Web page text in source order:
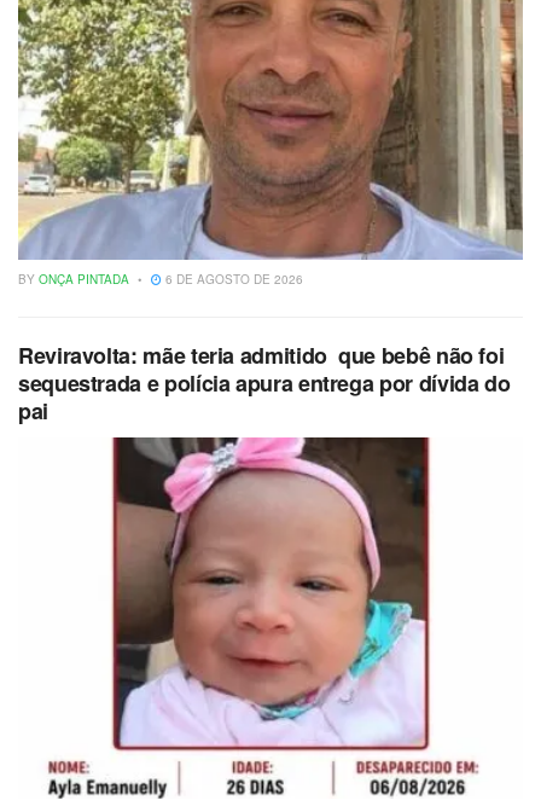
BY ONÇA PINTADA 6 DE AGOSTO DE 2026
Reviravolta: mãe teria admitido que bebê não foi
sequestrada e polícia apura entrega por dívida do
pai